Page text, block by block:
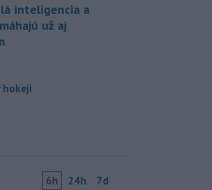
inteligencia a
už aj
hokeji
6h 24h 7d